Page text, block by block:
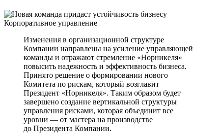
Корпоративное управление
Изменения в организационной структуре
Компании направлены на усиление управляющей
команды и отражают стремление «Норникеля»
повысить надежность и эффективность бизнеса.
Принято решение о формировании нового
Комитета по рискам, который возглавит
Президент «Норникеля». Таким образом будет
завершено создание вертикальной структуры
управления рисками, которая объединит все
уровни — от мастера на производстве
до Президента Компании.